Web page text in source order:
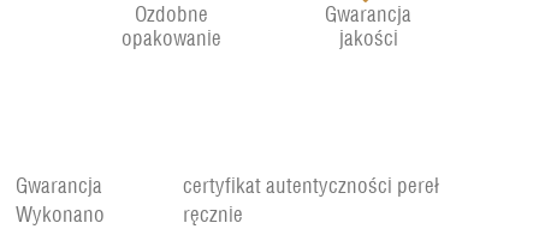
Ozdobne
opakowanie
Gwarancja
jakości
Gwarancja
certyfikat autentyczności pereł
Wykonano
ręcznie